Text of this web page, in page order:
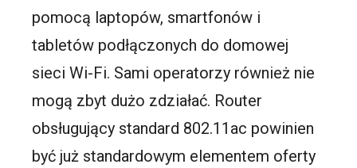
pomocą laptopów, smartfonów i
tabletów podłączonych do domowej
sieci Wi-Fi. Sami operatorzy również nie
mogą zbyt dużo zdziałać. Router
obsługujący standard 802.11ac powinien
być już standardowym elementem oferty